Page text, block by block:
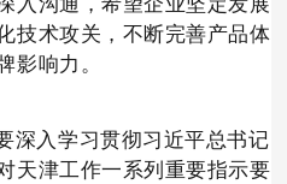
技术攻关，不断完善产品体
影响力。
深入学习贯彻习近平总书记
天津工作一系列重要指示要